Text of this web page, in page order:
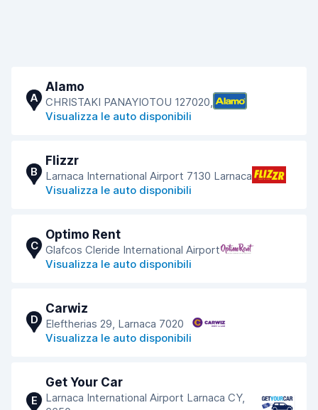
A
Alamo
CHRISTAKI PANAYIOTOU 127020,
Visualizza le auto disponibili
B
Flizzr
Larnaca International Airport 7130 Larnaca
Visualizza le auto disponibili
C
Optimo Rent
Glafcos Cleride International Airport
Visualizza le auto disponibili
D
Carwiz
Eleftherias 29, Larnaca 7020
Visualizza le auto disponibili
E
Get Your Car
Larnaca International Airport Larnaca CY,